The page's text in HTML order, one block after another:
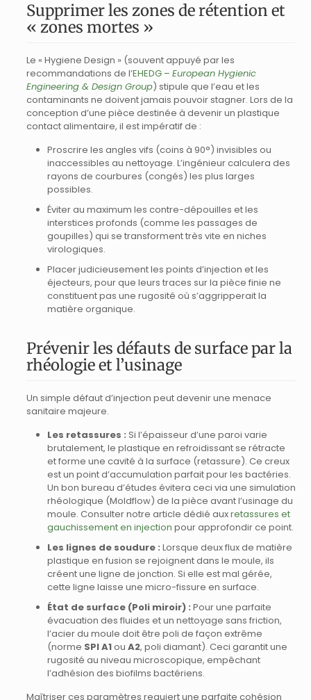
Supprimer les zones de rétention et
« zones mortes »
Le « Hygiene Design » (souvent appuyé par les
recommandations de l’EHEDG – European Hygienic
Engineering & Design Group) stipule que l’eau et les
contaminants ne doivent jamais pouvoir stagner. Lors de la
conception d’une pièce destinée à devenir un plastique
contact alimentaire, il est impératif de :
Proscrire les angles vifs (coins à 90°) invisibles ou
inaccessibles au nettoyage. L’ingénieur calculera des
rayons de courbures (congés) les plus larges
possibles.
Éviter au maximum les contre-dépouilles et les
interstices profonds (comme les passages de
goupilles) qui se transforment très vite en niches
virologiques.
Placer judicieusement les points d’injection et les
éjecteurs, pour que leurs traces sur la pièce finie ne
constituent pas une rugosité où s’aggripperait la
matière organique.
Prévenir les défauts de surface par la
rhéologie et l’usinage
Un simple défaut d’injection peut devenir une menace
sanitaire majeure.
Les retassures : Si l’épaisseur d’une paroi varie
brutalement, le plastique en refroidissant se rétracte
et forme une cavité à la surface (retassure). Ce creux
est un point d’accumulation parfait pour les bactéries.
Un bon bureau d’études évitera ceci via une simulation
rhéologique (Moldflow) de la pièce avant l’usinage du
moule. Consulter notre article dédié auxretassures et
gauchissement en injection pour approfondir ce point.
Les lignes de soudure : Lorsque deux flux de matière
plastique en fusion se rejoignent dans le moule, ils
créent une ligne de jonction. Si elle est mal gérée,
cette ligne laisse une micro-fissure en surface.
État de surface (Poli miroir) : Pour une parfaite
évacuation des fluides et un nettoyage sans friction,
l’acier du moule doit être poli de façon extrême
(norme SPI A1ou A2, poli diamant). Ceci garantit une
rugosité au niveau microscopique, empêchant
l’adhésion des biofilms bactériens.
Maîtriser ces paramètres requiert une parfaite cohésion